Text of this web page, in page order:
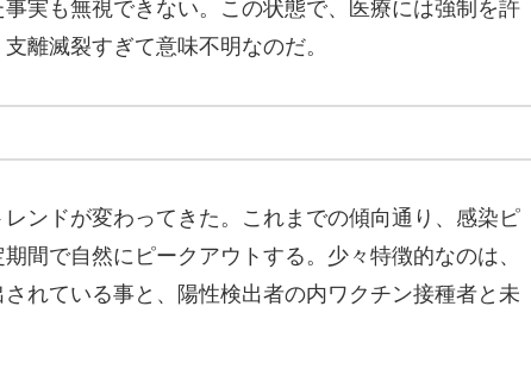
実も無視できない。この状態で、医療には強制を許
離滅裂すぎて意味不明なのだ。
ンドが変わってきた。これまでの傾向通り、感染ピ
間で自然にピークアウトする。少々特徴的なのは、
れている事と、陽性検出者の内ワクチン接種者と未